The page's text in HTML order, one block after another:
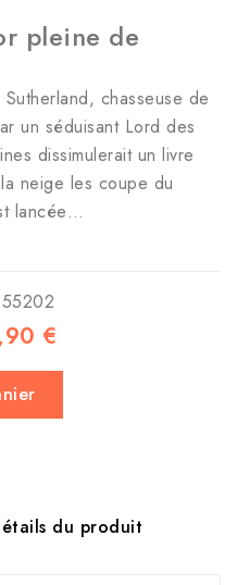
pleine de
chasseuse de
un séduisant Lord des
dissimulerait un livre
neige les coupe du
lancée…
€
du produit